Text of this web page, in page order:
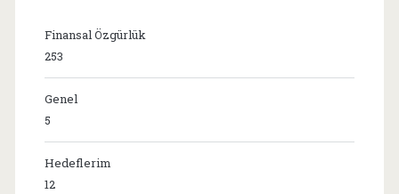
Finansal Özgürlük
253
Genel
5
Hedeflerim
12